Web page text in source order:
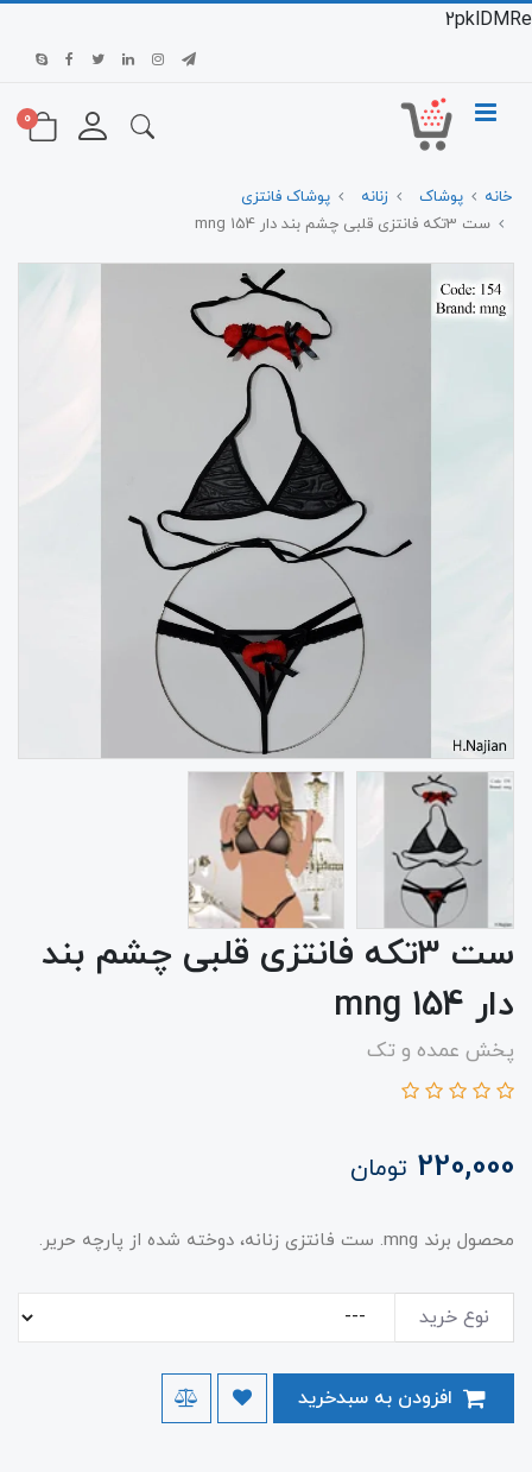
2pklDMRe
0
خانه پوشاک زنانه
پوشاک فانتزی
ست 3تکه فانتزی قلبی چشم بند دار 154 mng
ست 3تکه فانتزی قلبی چشم بند
دار 154 mng
پخش عمده و تک
220,000 تومان
محصول برند mng. ست فانتزی زنانه، دوخته شده از پارچه حریر.
نوع خرید